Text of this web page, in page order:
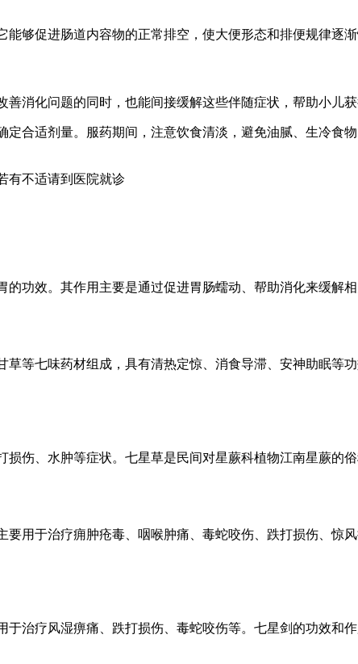
够促进肠道内容物的正常排空，使大便形态和排便规律逐
消化问题的同时，也能间接缓解这些伴随症状，帮助小儿
合适剂量。服药期间，注意饮食清淡，避免油腻、生冷食
有不适请到医院就诊
功效。其作用主要是通过促进胃肠蠕动、帮助消化来缓解相
等七味药材组成，具有清热定惊、消食导滞、安神助眠等
伤、水肿等症状。七星草是民间对星蕨科植物江南星蕨的俗
用于治疗痈肿疮毒、咽喉肿痛、毒蛇咬伤、跌打损伤、惊
治疗风湿痹痛、跌打损伤、毒蛇咬伤等。七星剑的功效和